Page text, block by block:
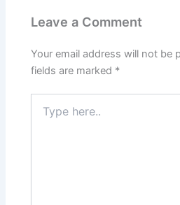
Leave a Comment
Your email address will not be
fields are marked *
here..